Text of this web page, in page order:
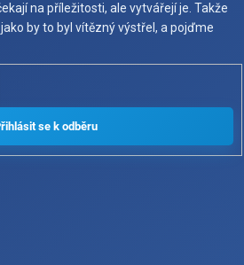
na příležitosti, ale vytvářejí je. Takže
by to byl vítězný výstřel, a pojďme